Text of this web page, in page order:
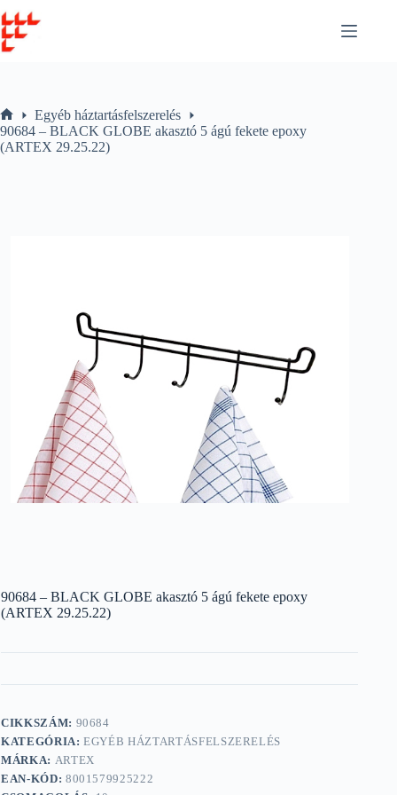
to
content
Home
Egyéb háztartásfelszerelés
90684 – BLACK GLOBE akasztó 5 ágú fekete epoxy
(ARTEX 29.25.22)
90684 – BLACK GLOBE akasztó 5 ágú fekete epoxy
(ARTEX 29.25.22)
CIKKSZÁM: 90684
KATEGÓRIA:EGYÉB HÁZTARTÁSFELSZERELÉS
MÁRKA: ARTEX
EAN-KÓD: 8001579925222